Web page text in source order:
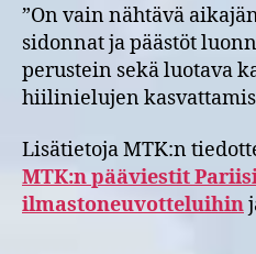
”On vain nähtävä
sidonnat ja päästöt
perustein sekä luotava
hiilinielujen
Lisätietoja MTK:n
MTK:n pääviestit
ilmastoneuvotteluihin